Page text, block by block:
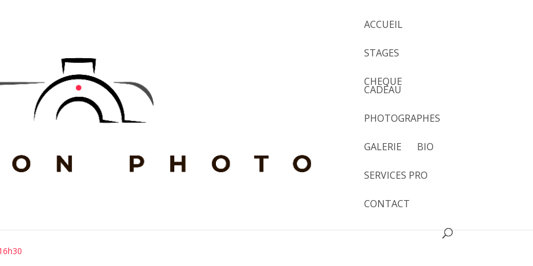
ACCUEIL
STAGES
CHEQUE
CADEAU
PHOTOGRAPHES
GALERIE BIO
SERVICES PRO
CONTACT
Navigation
de
Évènement
Liste Mois
23/08/2025